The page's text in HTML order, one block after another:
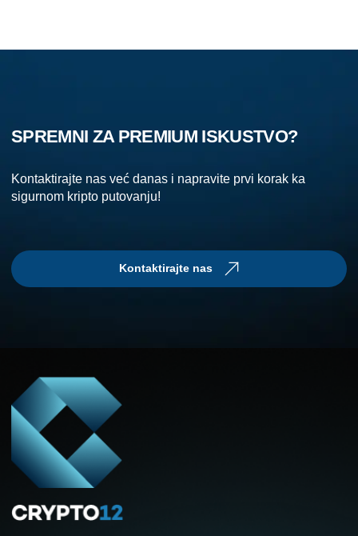
SPREMNI ZA PREMIUM ISKUSTVO?
Kontaktirajte nas već danas i napravite prvi korak ka
sigurnom kripto putovanju!
Kontaktirajte nas